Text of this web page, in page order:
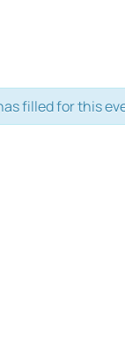
filled for this